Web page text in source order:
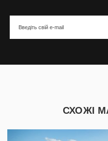
СХОЖІ